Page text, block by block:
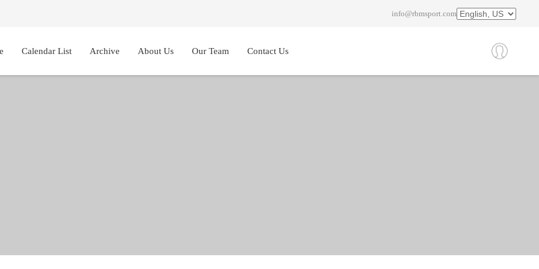
info@rbmsport.com
Calendar List Archive About Us Our Team Contact Us